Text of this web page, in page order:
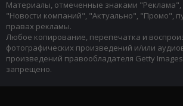
Материалы, отмеченные знаками "Реклама",
"Новости компаний", "Актуально", "Промо",
правах рекламы.
Любое копирование, перепечатка и
фотографических произведений и/или
произведений правообладателя Getty Images
запрещено.